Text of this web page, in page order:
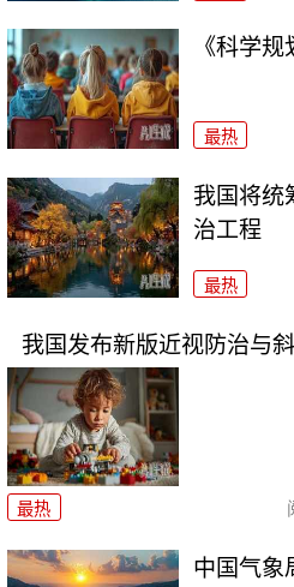
《科学
最热
我国将统
治工程
最热
我国发布新版近视防治与
最热
中国气象